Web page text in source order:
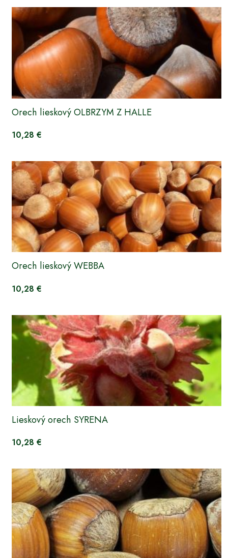
Orech lieskový OLBRZYM Z HALLE
10,28 €
Orech lieskový WEBBA
10,28 €
Lieskový orech SYRENA
10,28 €